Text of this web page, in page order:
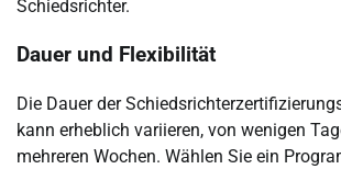
Schiedsrichter.
Dauer und Flexibilität
Die Dauer der
kann erheblich variieren, von wenigen
mehreren Wochen. Wählen Sie ein